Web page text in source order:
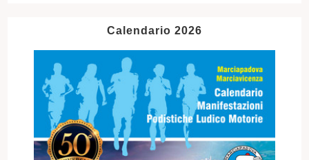
Calendario 2026